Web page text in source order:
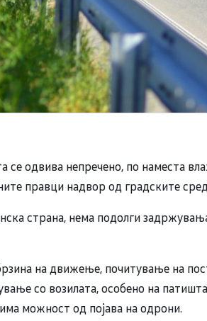
се одвива непречено, по наместа
правци надвор од градските
страна, нема подолги
на движење, почитување на
со возилата, особено на
можност од појава на одрони.